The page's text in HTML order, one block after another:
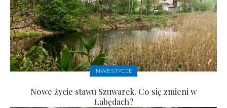
INWESTYCJE
Nowe życie stawu Szuwarek. Co się zmieni w
Łabędach?